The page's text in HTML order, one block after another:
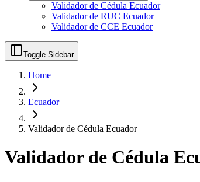
Validador de Cédula Ecuador
Validador de RUC Ecuador
Validador de CCE Ecuador
Toggle Sidebar
Home
Ecuador
Validador de Cédula Ecuador
Validador de Cédula